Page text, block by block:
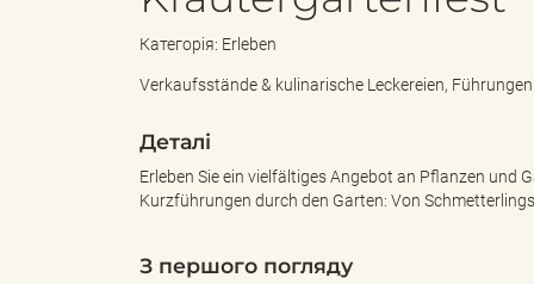
n "
Категорія: Erleben
Verkaufsstände & kulinarische Leckereien,
Деталі
Erleben Sie ein vielfältiges Angebot an Pflanzen und
Kurzführungen durch den Garten: Von
З першого погляду